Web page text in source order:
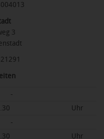
3
-
Uhr
-
Uhr